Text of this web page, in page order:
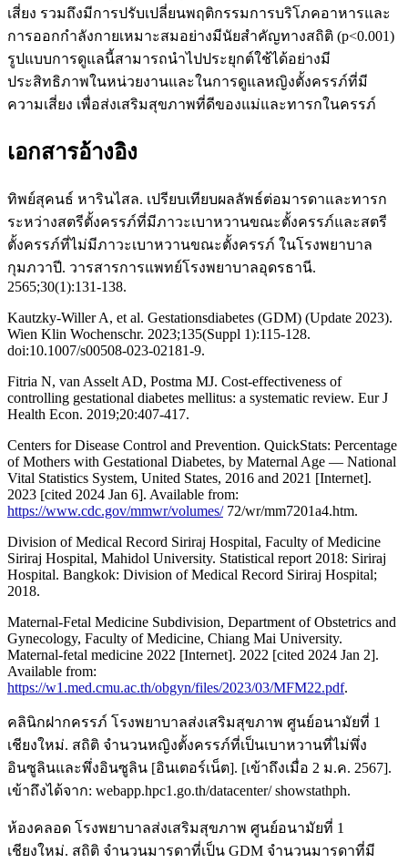
เสี่ยง รวมถึงมีการปรับเปลี่ยนพฤติกรรมการบริโภคอาหารและ
การออกกำลังกายเหมาะสมอย่างมีนัยสำคัญทางสถิติ (p<0.001)
รูปแบบการดูแลนี้สามารถนำไปประยุกต์ใช้ได้อย่างมี
ประสิทธิภาพในหน่วยงานและในการดูแลหญิงตั้งครรภ์ที่มี
ความเสี่ยง เพื่อส่งเสริมสุขภาพที่ดีของแม่และทารกในครรภ์
เอกสารอ้างอิง
ทิพย์สุคนธ์ หารินไสล. เปรียบเทียบผลลัพธ์ต่อมารดาและทารก
ระหว่างสตรีตั้งครรภ์ที่มีภาวะเบาหวานขณะตั้งครรภ์และสตรี
ตั้งครรภ์ที่ไม่มีภาวะเบาหวานขณะตั้งครรภ์ ในโรงพยาบาล
กุมภวาปี. วารสารการแพทย์โรงพยาบาลอุดรธานี.
2565;30(1):131-138.
Kautzky-Willer A, et al. Gestationsdiabetes (GDM) (Update 2023).
Wien Klin Wochenschr. 2023;135(Suppl 1):115-128.
doi:10.1007/s00508-023-02181-9.
Fitria N, van Asselt AD, Postma MJ. Cost-effectiveness of
controlling gestational diabetes mellitus: a systematic review. Eur J
Health Econ. 2019;20:407-417.
Centers for Disease Control and Prevention. QuickStats: Percentage
of Mothers with Gestational Diabetes, by Maternal Age — National
Vital Statistics System, United States, 2016 and 2021 [Internet].
2023 [cited 2024 Jan 6]. Available from:
https://www.cdc.gov/mmwr/volumes/72/wr/mm7201a4.htm.
Division of Medical Record Siriraj Hospital, Faculty of Medicine
Siriraj Hospital, Mahidol University. Statistical report 2018: Siriraj
Hospital. Bangkok: Division of Medical Record Siriraj Hospital;
2018.
Maternal-Fetal Medicine Subdivision, Department of Obstetrics and
Gynecology, Faculty of Medicine, Chiang Mai University.
Maternal-fetal medicine 2022 [Internet]. 2022 [cited 2024 Jan 2].
Available from:
https://w1.med.cmu.ac.th/obgyn/files/2023/03/MFM22.pdf.
คลินิกฝากครรภ์ โรงพยาบาลส่งเสริมสุขภาพ ศูนย์อนามัยที่ 1
เชียงใหม่. สถิติ จำนวนหญิงตั้งครรภ์ที่เป็นเบาหวานที่ไม่พึ่ง
อินซูลินและพึ่งอินซูลิน [อินเตอร์เน็ต]. [เข้าถึงเมื่อ 2 ม.ค. 2567].
เข้าถึงได้จาก: webapp.hpc1.go.th/datacenter/ showstathph.
ห้องคลอด โรงพยาบาลส่งเสริมสุขภาพ ศูนย์อนามัยที่ 1
เชียงใหม่. สถิติ จำนวนมารดาที่เป็น GDM จำนวนมารดาที่มี